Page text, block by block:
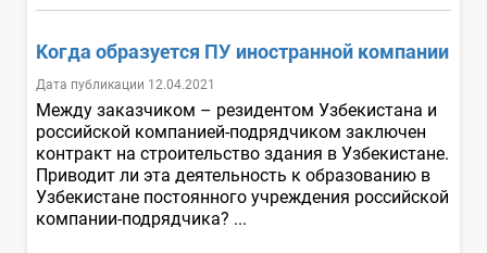
Когда образуется ПУ иностранной компании
Дата публикации 12.04.2021
Между заказчиком – резидентом Узбекистана и
российской компанией-подрядчиком заключен
контракт на строительство здания в Узбекистане.
Приводит ли эта деятельность к образованию в
Узбекистане постоянного учреждения российской
компании-подрядчика? ...